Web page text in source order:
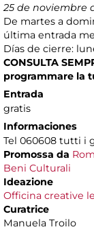
25 de noviembre
De martes a
última entrada
Días de cierre:
CONSULTA
programmare la
Entrada
gratis
Informaciones
Tel 060608 tutti i
Promossa da
Beni Culturali
Ideazione
Officina creative
Curatrice
Manuela Troilo